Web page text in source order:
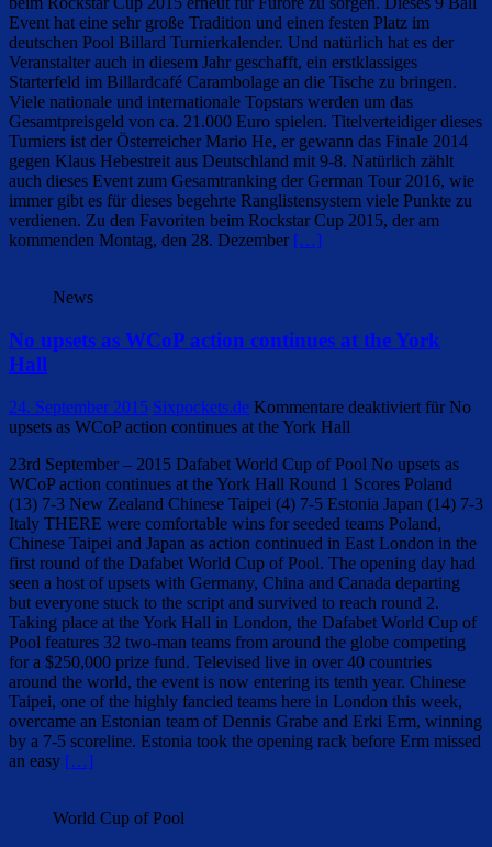
Event hat eine sehr große Tradition und einen festen Platz im
deutschen Pool Billard Turnierkalender. Und natürlich hat es der
Veranstalter auch in diesem Jahr geschafft, ein erstklassiges
Starterfeld im Billardcafé Carambolage an die Tische zu bringen.
Viele nationale und internationale Topstars werden um das
Gesamtpreisgeld von ca. 21.000 Euro spielen. Titelverteidiger dieses
Turniers ist der Österreicher Mario He, er gewann das Finale 2014
gegen Klaus Hebestreit aus Deutschland mit 9-8. Natürlich zählt
auch dieses Event zum Gesamtranking der German Tour 2016, wie
immer gibt es für dieses begehrte Ranglistensystem viele Punkte zu
verdienen. Zu den Favoriten beim Rockstar Cup 2015, der am
kommenden Montag, den 28. Dezember […]
News
No upsets as WCoP action continues at the York
Hall
24. September 2015 Sixpockets.de Kommentare deaktiviert für No
upsets as WCoP action continues at the York Hall
23rd September – 2015 Dafabet World Cup of Pool No upsets as
WCoP action continues at the York Hall Round 1 Scores Poland
(13) 7-3 New Zealand Chinese Taipei (4) 7-5 Estonia Japan (14) 7-3
Italy THERE were comfortable wins for seeded teams Poland,
Chinese Taipei and Japan as action continued in East London in the
first round of the Dafabet World Cup of Pool. The opening day had
seen a host of upsets with Germany, China and Canada departing
but everyone stuck to the script and survived to reach round 2.
Taking place at the York Hall in London, the Dafabet World Cup of
Pool features 32 two-man teams from around the globe competing
for a $250,000 prize fund. Televised live in over 40 countries
around the world, the event is now entering its tenth year. Chinese
Taipei, one of the highly fancied teams here in London this week,
overcame an Estonian team of Dennis Grabe and Erki Erm, winning
by a 7-5 scoreline. Estonia took the opening rack before Erm missed
an easy […]
World Cup of Pool